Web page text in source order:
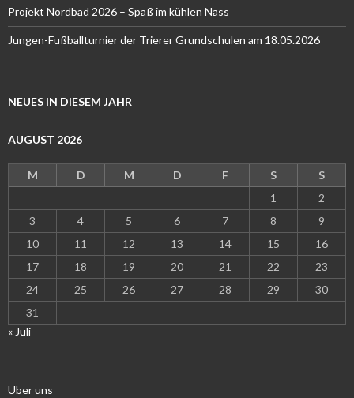
Projekt Nordbad 2026 – Spaß im kühlen Nass
Jungen-Fußballturnier der Trierer Grundschulen am 18.05.2026
NEUES IN DIESEM JAHR
AUGUST 2026
M D M D F S
S
1
2
3
4 5 6 7 8
9
10
11 12 13 14 15
16
17
18 19 20 21 22
23
24
25 26 27 28 29
30
31
« Juli
Über uns